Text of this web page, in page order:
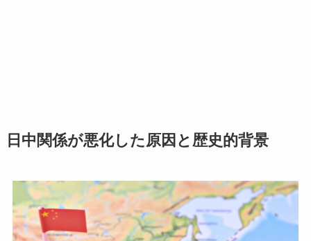
日中関係が悪化した原因と歴史的背景